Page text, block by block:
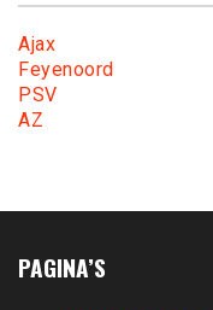
Ajax
Feyenoord
PSV
AZ
PAGINA’S